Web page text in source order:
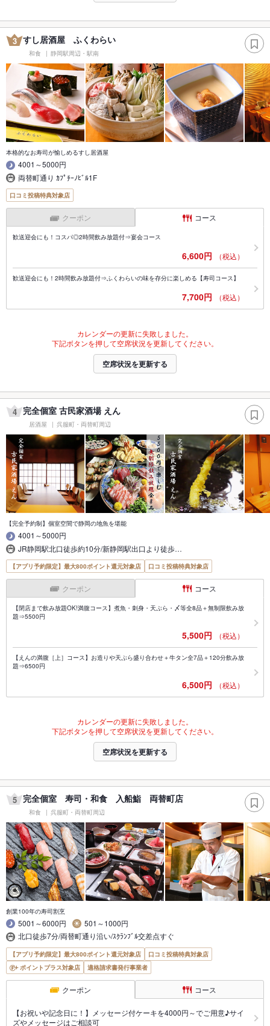
3 すし居酒屋 ふくわらい
和食 静岡駅周辺・駅南
本格的なお寿司が愉しめるすし居酒屋
4001～5000円
両替町通り ｶﾌﾟﾁｰﾉﾋﾞﾙ1F
口コミ投稿特典対象店
クーポン コース
歓送迎会にも！コスパ◎2時間飲み放題付⇒宴会コース
6,600円 （税込）
歓送迎会にも！2時間飲み放題付⇒ふくわらいの味を存分に楽しめる【寿司コース】
7,700円 （税込）
カレンダーの更新に失敗しました。
下記ボタンを押して空席状況を更新してください。
空席状況を更新する
4 完全個室 古民家酒場 えん
居酒屋 呉服町・両替町周辺
【完全予約制】個室空間で静岡の地魚を堪能
4001～5000円
JR静岡駅北口徒歩約10分/新静岡駅出口より徒歩…
【アプリ予約限定】最大800ポイント還元対象店 口コミ投稿特典対象店
クーポン コース
【閉店まで飲み放題OK!満腹コース】煮魚・刺身・天ぷら・〆等全8品＋無制限飲み放
題⇒5500円
5,500円 （税込）
【えんの満腹［上］コース】お造りや天ぷら盛り合わせ＋牛タン全7品＋120分飲み放
題⇒6500円
6,500円 （税込）
カレンダーの更新に失敗しました。
下記ボタンを押して空席状況を更新してください。
空席状況を更新する
5 完全個室 寿司・和食 入船鮨 両替町店
和食 呉服町・両替町周辺
創業100年の寿司割烹
5001～6000円
501～1000円
北口徒歩7分/両替町通り沿い/ｽｸﾗﾝﾌﾞﾙ交差点すぐ
【アプリ予約限定】最大800ポイント還元対象店
口コミ投稿特典対象店
ポイントプラス対象店
適格請求書発行事業者
クーポン コース
【お祝いや記念日に！】メッセージ付ケーキを4000円～でご用意♪サイ
ズやメッセージはご相談可